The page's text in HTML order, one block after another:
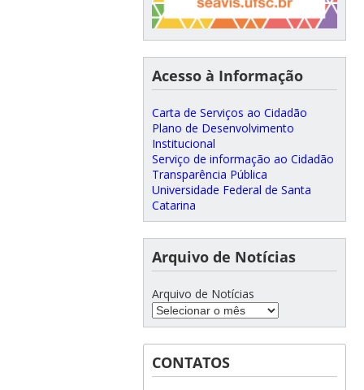
Acesso à Informação
Carta de Serviços ao Cidadão
Plano de Desenvolvimento
Institucional
Serviço de informação ao Cidadão
Transparência Pública
Universidade Federal de Santa
Catarina
Arquivo de Notícias
Arquivo de Notícias
CONTATOS